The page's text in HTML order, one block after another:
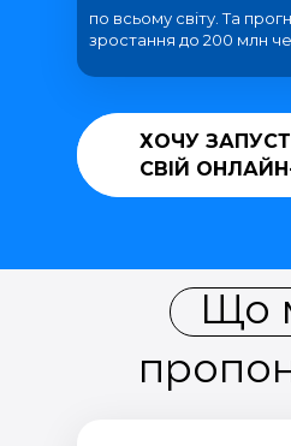
по всьому світу. Та
зростання до 200 млн
ХОЧУ
СВІЙ
ХОЧУ
СВІЙ
Що